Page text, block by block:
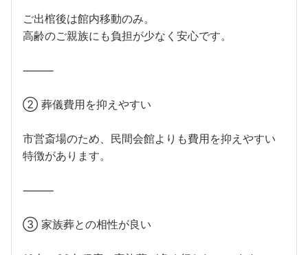
ご出棺後は館内移動のみ。
高齢のご親族にも負担が少なく安心です。
⸻
② 葬儀費用を抑えやすい
市営斎場のため、民間会館よりも費用を抑えやすい
特徴があります。
⸻
③ 家族葬との相性が良い